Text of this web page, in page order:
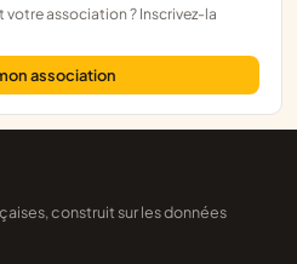
association